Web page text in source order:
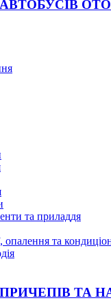
та приладдя
опалення та
ТА